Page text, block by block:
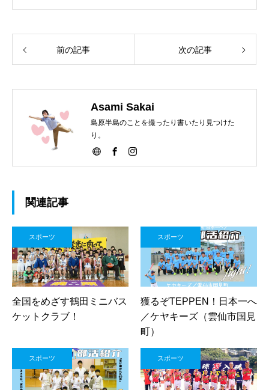
前の記事 次の記事
Asami Sakai
島原半島のことを撮ったり書いたり見つけた
り。
関連記事
スポーツ
全国をめざす鶴田ミニバス
ケットクラブ！
スポーツ
獲るぞTEPPEN！日本一へ
／ケヤキーズ（雲仙市国見
町）
スポーツ スポーツ